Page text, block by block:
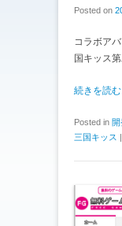
Posted on
コラボア
国キッス第
続きを読
Posted in
三国キッス